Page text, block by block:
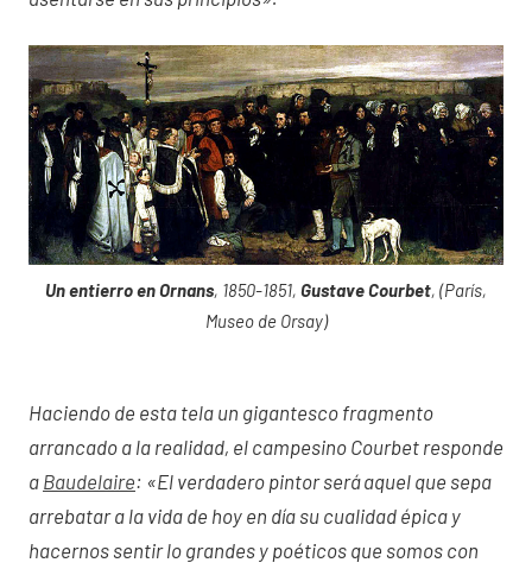
Un entierro en Ornans, 1850-1851, Gustave Courbet, (París,
Museo de Orsay)
Haciendo de esta tela un gigantesco fragmento
arrancado a la realidad, el campesino Courbet responde
a Baudelaire: «El verdadero pintor será aquel que sepa
arrebatar a la vida de hoy en día su cualidad épica y
hacernos sentir lo grandes y poéticos que somos con